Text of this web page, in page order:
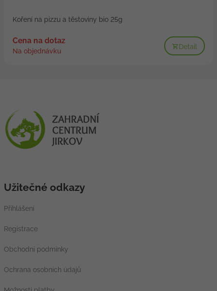
Koření na pizzu a těstoviny bio 25g
Cena na dotaz
Na objednávku
Detail
Užitečné odkazy
Přihlášení
Registrace
Obchodní podmínky
Ochrana osobních údajů